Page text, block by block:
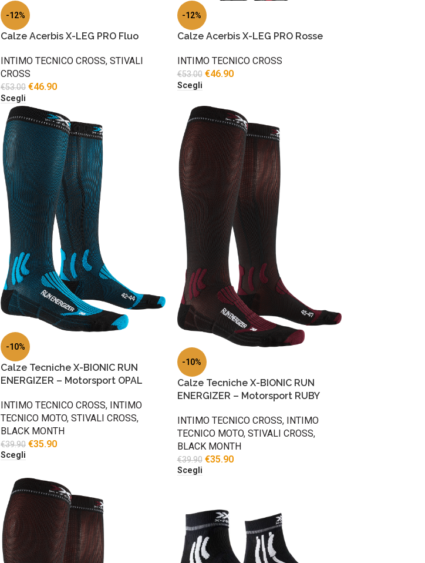
-12%
Calze Acerbis X-LEG PRO Fluo
INTIMO TECNICO CROSS, STIVALI
CROSS
€53.00 €46.90
Scegli
-12%
Calze Acerbis X-LEG PRO Rosse
INTIMO TECNICO CROSS
€53.00 €46.90
Scegli
-10%
Calze Tecniche X-BIONIC RUN
ENERGIZER – Motorsport OPAL
INTIMO TECNICO CROSS, INTIMO
TECNICO MOTO, STIVALI CROSS,
BLACK MONTH
€39.90 €35.90
Scegli
-10%
Calze Tecniche X-BIONIC RUN
ENERGIZER – Motorsport RUBY
INTIMO TECNICO CROSS, INTIMO
TECNICO MOTO, STIVALI CROSS,
BLACK MONTH
€39.90 €35.90
Scegli